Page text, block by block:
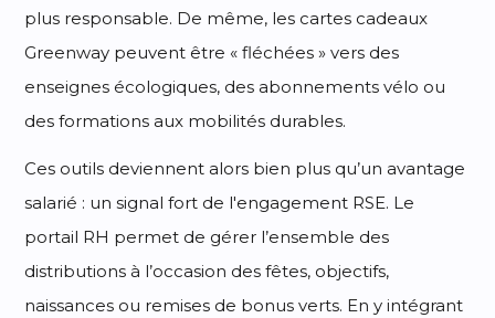
plus responsable. De même, les cartes cadeaux
Greenway peuvent être « fléchées » vers des
enseignes écologiques, des abonnements vélo ou
des formations aux mobilités durables.
Ces outils deviennent alors bien plus qu’un avantage
salarié : un signal fort de l'engagement RSE. Le
portail RH permet de gérer l’ensemble des
distributions à l’occasion des fêtes, objectifs,
naissances ou remises de bonus verts. En y intégrant